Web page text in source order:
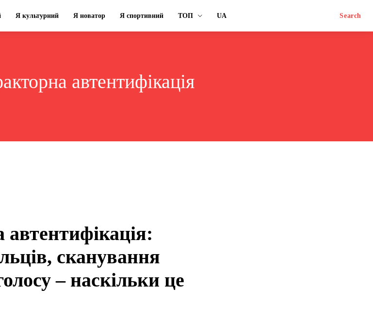
Я культурний Я новатор Я спортивний ТОП UA Search
автентифікація
автентифікація:
сканування
– наскільки це